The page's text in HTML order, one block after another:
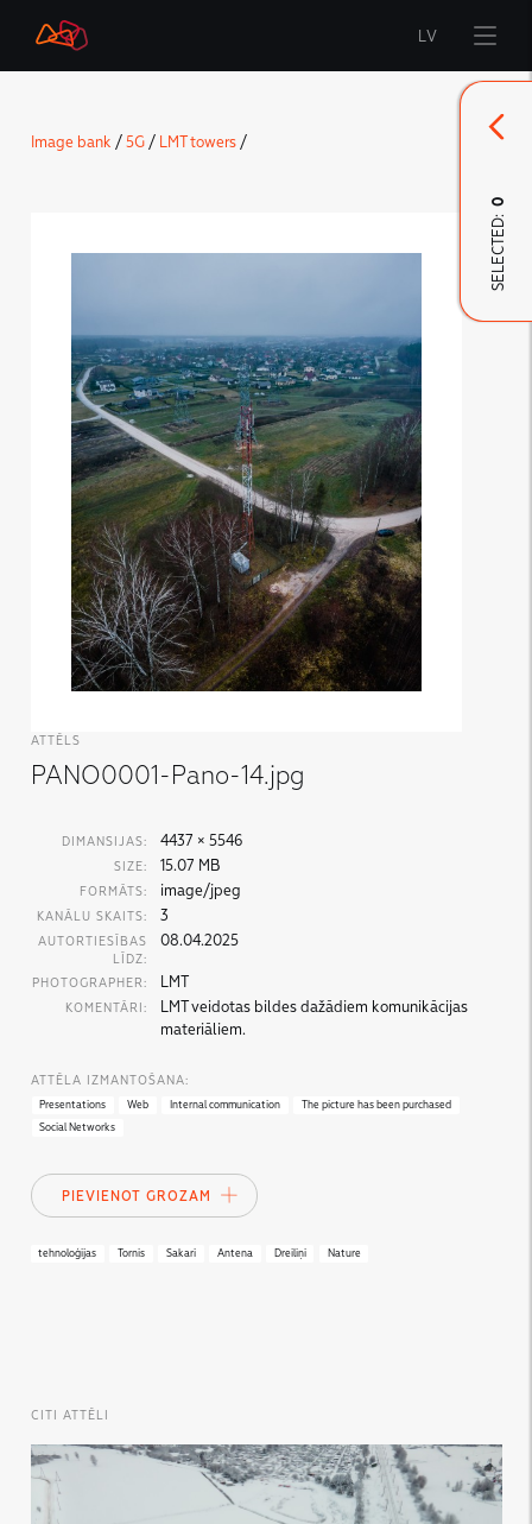
Start
Developed materials
LV
Image bank /5G/ LMT towers/
ATTĒLS
PANO0001-Pano-14.jpg
DIMANSIJAS: 4437 × 5546
SIZE: 15.07 MB
FORMĀTS: image/jpeg
KANĀLU SKAITS: 3
AUTORTIESĪBAS
LĪDZ:
08.04.2025
PHOTOGRAPHER: LMT
KOMENTĀRI:
LMT veidotas bildes dažādiem komunikācijas
materiāliem.
ATTĒLA IZMANTOŠANA:
Presentations Web Internal communication
The picture has been purchased
Social Networks
PIEVIENOT GROZAM
tehnoloģijas Tornis Sakari Antena Dreiliņi Nature
CITI ATTĒLI
SELECTED:
0